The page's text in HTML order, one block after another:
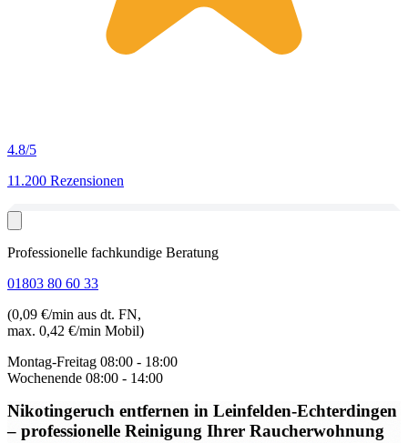
4.8/5
11.200 Rezensionen
Professionelle fachkundige Beratung
01803 80 60 33
(0,09 €/min aus dt. FN,
max. 0,42 €/min Mobil)
Montag-Freitag 08:00 - 18:00
Wochenende 08:00 - 14:00
Nikotingeruch entfernen in Leinfelden-Echterdingen
– professionelle Reinigung Ihrer Raucherwohnung